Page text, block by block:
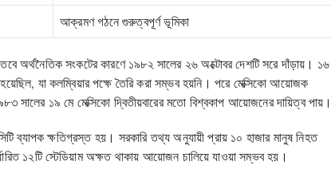
আক্রমণ গঠনে গুরুত্বপূর্ণ ভূমিকা
অর্থনৈতিক সংকটের কারণে ১৯৮২ সালের ২৬ অক্টোবর দেশটি সরে দাঁড়ায়। ১৬
যা কলম্বিয়ার পক্ষে তৈরি করা সম্ভব হয়নি। পরে মেক্সিকো আয়োজক
সালের ১৯ মে মেক্সিকো দ্বিতীয়বারের মতো বিশ্বকাপ আয়োজনের দায়িত্ব
ব্যাপক ক্ষতিগ্রস্ত হয়। সরকারি তথ্য অনুযায়ী প্রায় ১০ হাজার মানুষ নিহত
১২টি স্টেডিয়াম অক্ষত থাকায় আয়োজন চালিয়ে যাওয়া সম্ভব হয়।